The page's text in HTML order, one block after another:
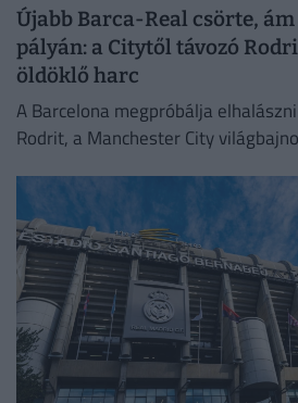
Újabb Barca-Real csörte,
pályán: a Citytől távozó
öldöklő harc
A Barcelona megpróbálja
Rodrit, a Manchester City